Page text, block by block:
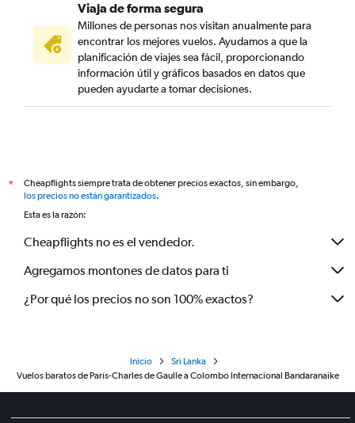
Viaja de forma segura
Millones de personas nos visitan anualmente para
encontrar los mejores vuelos. Ayudamos a que la
planificación de viajes sea fácil, proporcionando
información útil y gráficos basados en datos que
pueden ayudarte a tomar decisiones.
*
Cheapflights siempre trata de obtener precios exactos, sin embargo,
los precios no están garantizados.
Esta es la razón:
Cheapflights no es el vendedor.
Agregamos montones de datos para ti
¿Por qué los precios no son 100% exactos?
Inicio
Sri Lanka
Vuelos baratos de París-Charles de Gaulle a Colombo Internacional Bandaranaike